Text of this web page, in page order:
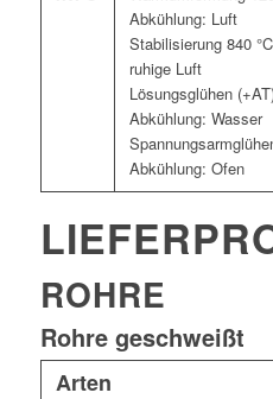
Abkühlung: Luft
Stabilisierung 840
ruhige Luft
Lösungsglühen
Abkühlung: Wasser
Abkühlung: Ofen
ROHRE
Rohre geschweißt
Arten